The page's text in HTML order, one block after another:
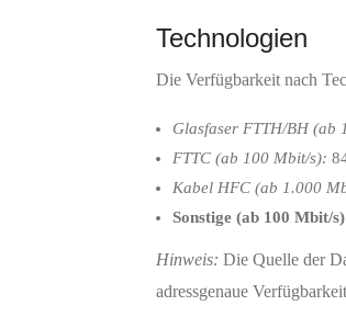
Technologien
Die Verfügbarkeit nach
Glasfaser FTTH/BH (ab
FTTC (ab 100 Mbit/s):
Kabel HFC (ab 1.000
Sonstige (ab 100 Mbit/
Hinweis: Die Quelle der
adressgenaue